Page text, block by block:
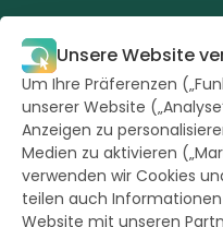
Bleiben Sie auf dem
Unsere Website
Um Ihre Präferenzen
unserer Website
Anzeigen zu
Medien zu aktivieren
verwenden wir Cookies
teilen auch
Website mit unseren